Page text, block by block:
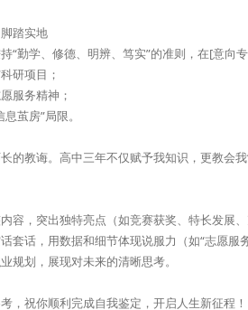
踏实地
“勤学、修德、明辨、笃实”的准则，在[意
研项目；
服务精神；
茧房”局限。
的教诲。高中三年不仅赋予我知识，更教会
容，突出独特亮点（如竞赛获奖、特长发展
套话，用数据和细节体现说服力（如“志愿
规划，展现对未来的清晰思考。
，祝你顺利完成自我鉴定，开启人生新征程！